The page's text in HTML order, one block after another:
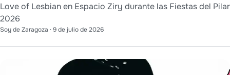
Love of Lesbian en Espacio Ziry durante las Fiestas del Pilar
2026
Soy de Zaragoza · 9 de julio de 2026